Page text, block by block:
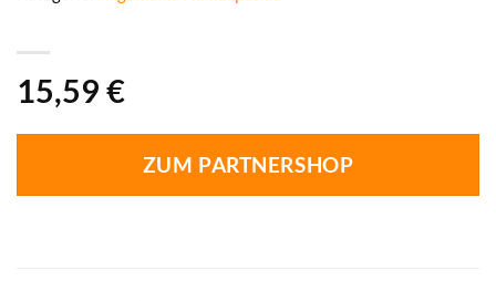
15,59 €
ZUM PARTNERSHOP